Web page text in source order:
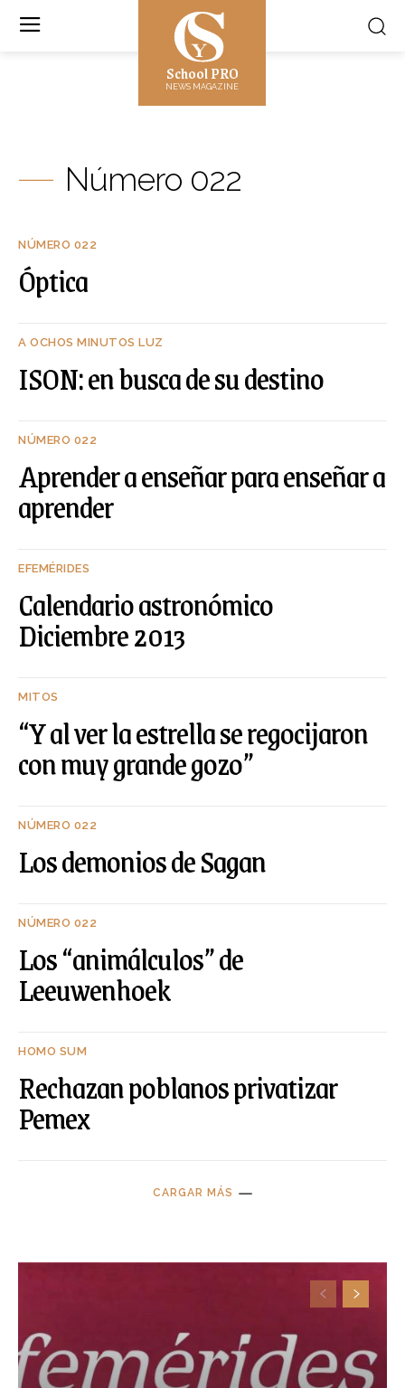
School PRO
NEWS MAGAZINE
Número 022
NÚMERO 022
Óptica
A OCHOS MINUTOS LUZ
ISON: en busca de su destino
NÚMERO 022
Aprender a enseñar para enseñar a
aprender
EFEMÉRIDES
Calendario astronómico
Diciembre 2013
MITOS
“Y al ver la estrella se regocijaron
con muy grande gozo”
NÚMERO 022
Los demonios de Sagan
NÚMERO 022
Los “animálculos” de
Leeuwenhoek
HOMO SUM
Rechazan poblanos privatizar
Pemex
CARGAR MÁS